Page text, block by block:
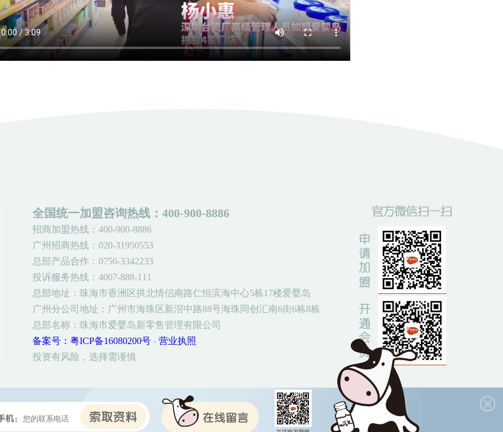
全国统一加盟咨询热线：400-900-8886
招商加盟热线：400-900-8886
广州招商热线：020-31950553
总部产品合作：0756-3342233
投诉服务热线：4007-888-111
总部地址：珠海市香洲区拱北情侣南路仁恒滨海中心5栋17楼爱婴岛
广州分公司地址：广州市海珠区新滘中路88号海珠同创汇南6街6栋8栋
总部名称：珠海市爱婴岛新零售管理有限公司
备案号：粤ICP备16080200号 - 营业执照
投资有风险，选择需谨慎